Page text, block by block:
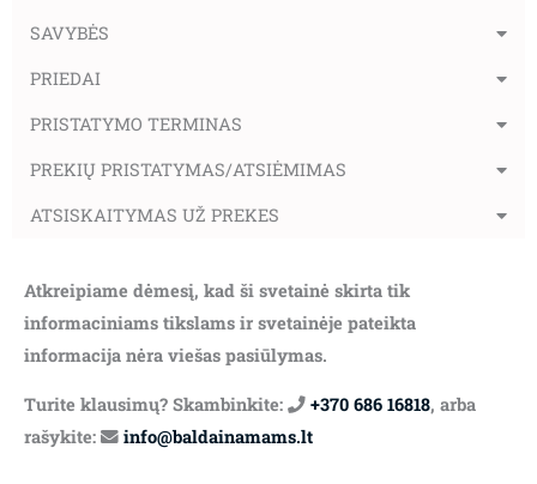
SAVYBĖS
PRIEDAI
PRISTATYMO TERMINAS
PREKIŲ PRISTATYMAS/ATSIĖMIMAS
ATSISKAITYMAS UŽ PREKES
Atkreipiame dėmesį, kad ši svetainė skirta tik
informaciniams tikslams ir svetainėje pateikta
informacija nėra viešas pasiūlymas.
Turite klausimų? Skambinkite: +370 686 16818, arba
rašykite:
info@baldainamams.lt